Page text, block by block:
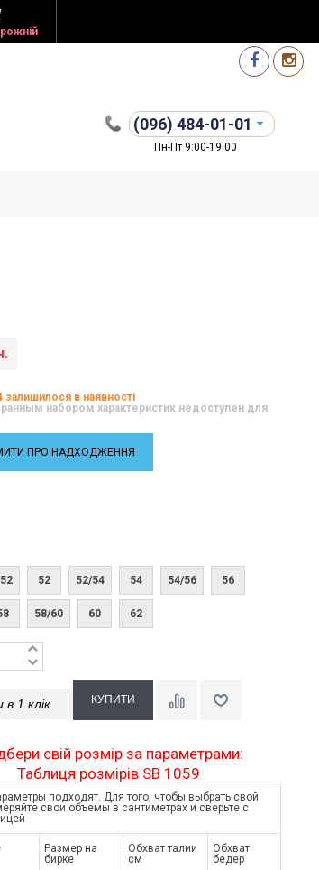
(096) 484-01-01
Пн-Пт 9:00-19:00
залишилося в наявності
набором характеристик недоступен для
ПРО НАДХОДЖЕННЯ
52 52/54 54 54/56 56
58/60 60 62
1 клік
свій розмір за параметрами:
Таблиця розмірів SB 1059
подходят. Для того, чтобы выбрать свой
свои объемы в сантиметрах и сверьте с
Размер на
бирке
Обхват талии
см
Обхват
бедер